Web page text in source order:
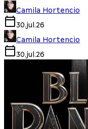
Camila Hortencio
30.jul.26
Camila Hortencio
30.jul.26